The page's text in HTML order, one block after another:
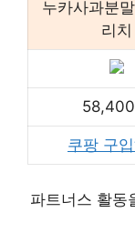
누카사과분
리치
쿠팡 구
파트너스 활동